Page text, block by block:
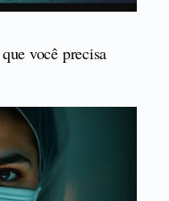
você precisa